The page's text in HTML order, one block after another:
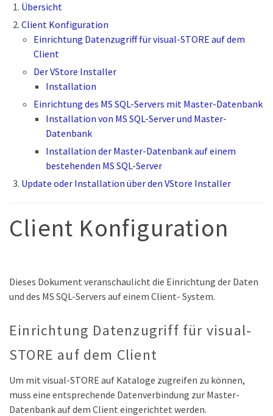
Übersicht
Client Konfiguration
Einrichtung Datenzugriff für visual-STORE auf dem
Client
Der VStore Installer
Installation
Einrichtung des MS SQL-Servers mit Master-Datenbank
Installation von MS SQL-Server und Master-
Datenbank
Installation der Master-Datenbank auf einem
bestehenden MS SQL-Server
Update oder Installation über den VStore Installer
Client Konfiguration
Dieses Dokument veranschaulicht die Einrichtung der Daten
und des MS SQL-Servers auf einem Client- System.
Einrichtung Datenzugriff für visual-
STORE auf dem Client
Um mit visual-STORE auf Kataloge zugreifen zu können,
muss eine entsprechende Datenverbindung zur Master-
Datenbank auf dem Client eingerichtet werden.